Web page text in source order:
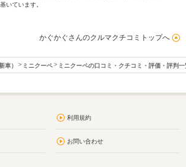
いています。
かぐかぐさんのクルマクチコミトップへ
車） ミニクーペ ミニクーペの口コミ・クチコミ・評価・評判一
利用規約
お問い合わせ